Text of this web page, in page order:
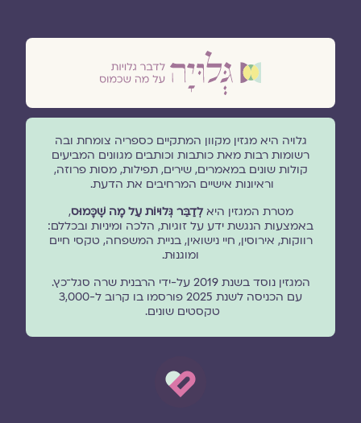
גלויה היא מגזין מקוון המתקיים כספריה צומחת ובה
רשומות רבות מאת כותבות וכותבים מגוונים המביעים
קולות שונים במאמרים, שירים, תפילות, מסות פרוזה,
וראיונות אישיים המרחיבים את הדעת.
מטרת המגזין היאלְדַבֵּר גְּלוּיוֹת עַל מָה שֶׁכָּמוּס,
באמצעות הנגשת ידע על זוגיות, הלכה ומיניות ובכללם:
רווקות, אירוסין, חיי נישואין, בניית המשפחה, טקסי חיים
ומוגנוּת.
המגזין נוסד בשנת 2019 על-ידי הרבנית שרה סגל־כץ.
עם הכניסה לשנת 2025 פורסמו בו קרוב ל-3,000
טקסטים שונים.